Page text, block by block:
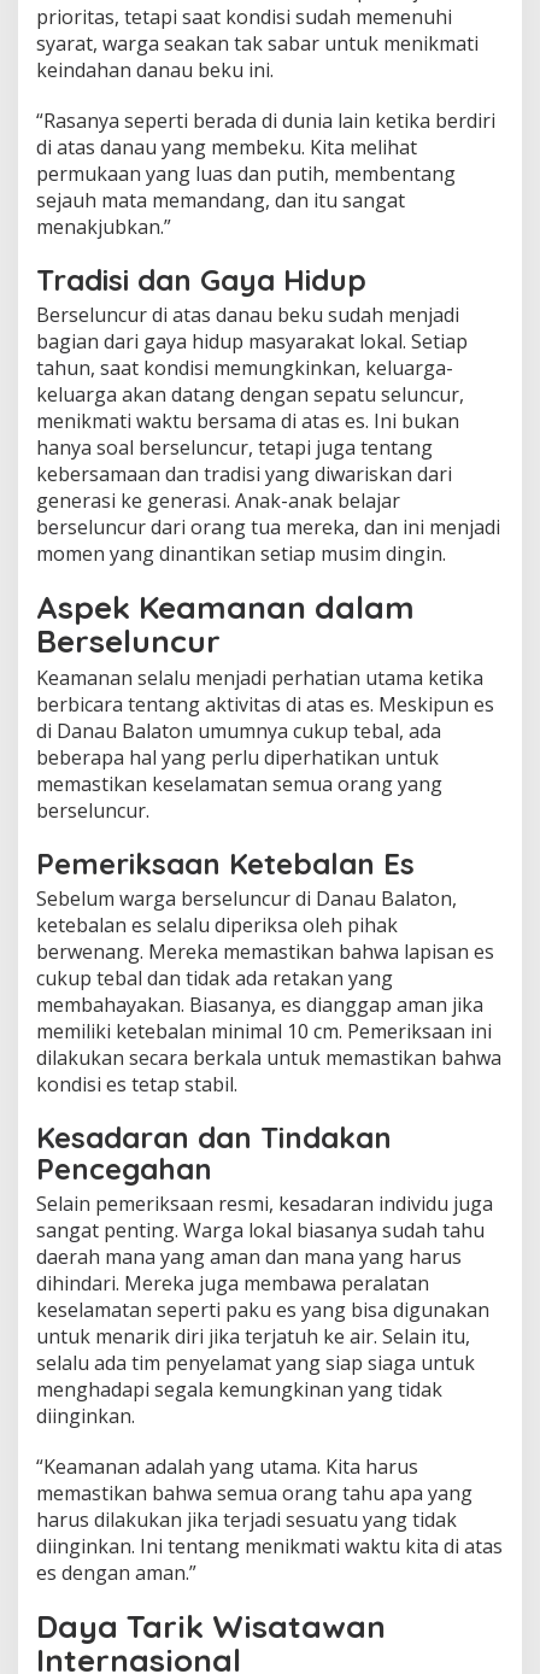
prioritas, tetapi saat kondisi sudah memenuhi
syarat, warga seakan tak sabar untuk menikmati
keindahan danau beku ini.
“Rasanya seperti berada di dunia lain ketika berdiri
di atas danau yang membeku. Kita melihat
permukaan yang luas dan putih, membentang
sejauh mata memandang, dan itu sangat
menakjubkan.”
Tradisi dan Gaya Hidup
Berseluncur di atas danau beku sudah menjadi
bagian dari gaya hidup masyarakat lokal. Setiap
tahun, saat kondisi memungkinkan, keluarga-
keluarga akan datang dengan sepatu seluncur,
menikmati waktu bersama di atas es. Ini bukan
hanya soal berseluncur, tetapi juga tentang
kebersamaan dan tradisi yang diwariskan dari
generasi ke generasi. Anak-anak belajar
berseluncur dari orang tua mereka, dan ini menjadi
momen yang dinantikan setiap musim dingin.
Aspek Keamanan dalam
Berseluncur
Keamanan selalu menjadi perhatian utama ketika
berbicara tentang aktivitas di atas es. Meskipun es
di Danau Balaton umumnya cukup tebal, ada
beberapa hal yang perlu diperhatikan untuk
memastikan keselamatan semua orang yang
berseluncur.
Pemeriksaan Ketebalan Es
Sebelum warga berseluncur di Danau Balaton,
ketebalan es selalu diperiksa oleh pihak
berwenang. Mereka memastikan bahwa lapisan es
cukup tebal dan tidak ada retakan yang
membahayakan. Biasanya, es dianggap aman jika
memiliki ketebalan minimal 10 cm. Pemeriksaan ini
dilakukan secara berkala untuk memastikan bahwa
kondisi es tetap stabil.
Kesadaran dan Tindakan
Pencegahan
Selain pemeriksaan resmi, kesadaran individu juga
sangat penting. Warga lokal biasanya sudah tahu
daerah mana yang aman dan mana yang harus
dihindari. Mereka juga membawa peralatan
keselamatan seperti paku es yang bisa digunakan
untuk menarik diri jika terjatuh ke air. Selain itu,
selalu ada tim penyelamat yang siap siaga untuk
menghadapi segala kemungkinan yang tidak
diinginkan.
“Keamanan adalah yang utama. Kita harus
memastikan bahwa semua orang tahu apa yang
harus dilakukan jika terjadi sesuatu yang tidak
diinginkan. Ini tentang menikmati waktu kita di atas
es dengan aman.”
Daya Tarik Wisatawan
Internasional